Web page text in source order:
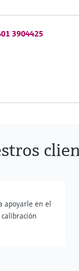
3904425
apoyarle en el